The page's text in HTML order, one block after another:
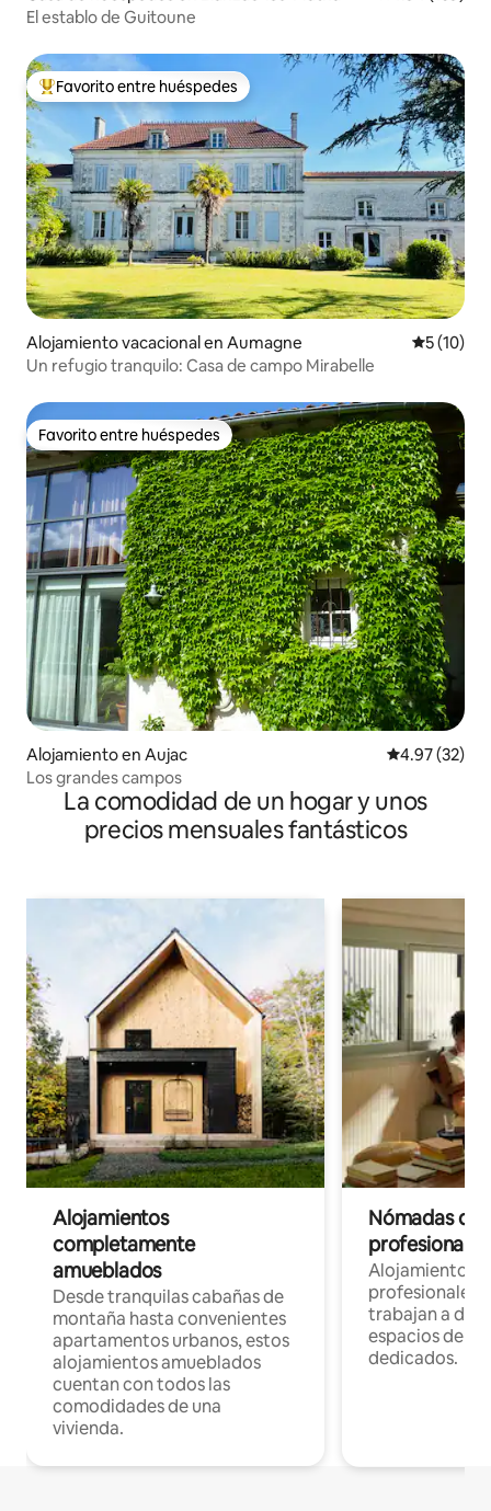
El establo de Guitoune
Favorito entre huéspedes preferido
Favorito entre huéspedes
Alojamiento vacacional en Aumagne
5 (10)
Un refugio tranquilo: Casa de campo Mirabelle
Favorito entre huéspedes
Favorito entre huéspedes
Alojamiento en Aujac Calificación
4.97 (32)
Los grandes campos
La comodidad de un hogar y unos
precios mensuales fantásticos
Alojamientos
completamente
amueblados
Desde tranquilas cabañas de
montaña hasta convenientes
apartamentos urbanos, estos
alojamientos amueblados
cuentan con todos las
comodidades de una
vivienda.
Nómadas
Alojamientos
profesionales
trabajan a
espacios de
dedicados.